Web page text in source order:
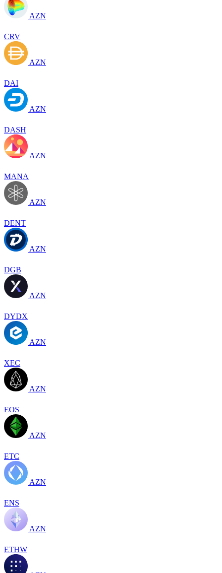
AZN
CRV
AZN
DAI
AZN
DASH
AZN
MANA
AZN
DENT
AZN
DGB
AZN
DYDX
AZN
XEC
AZN
EOS
AZN
ETC
AZN
ENS
AZN
ETHW